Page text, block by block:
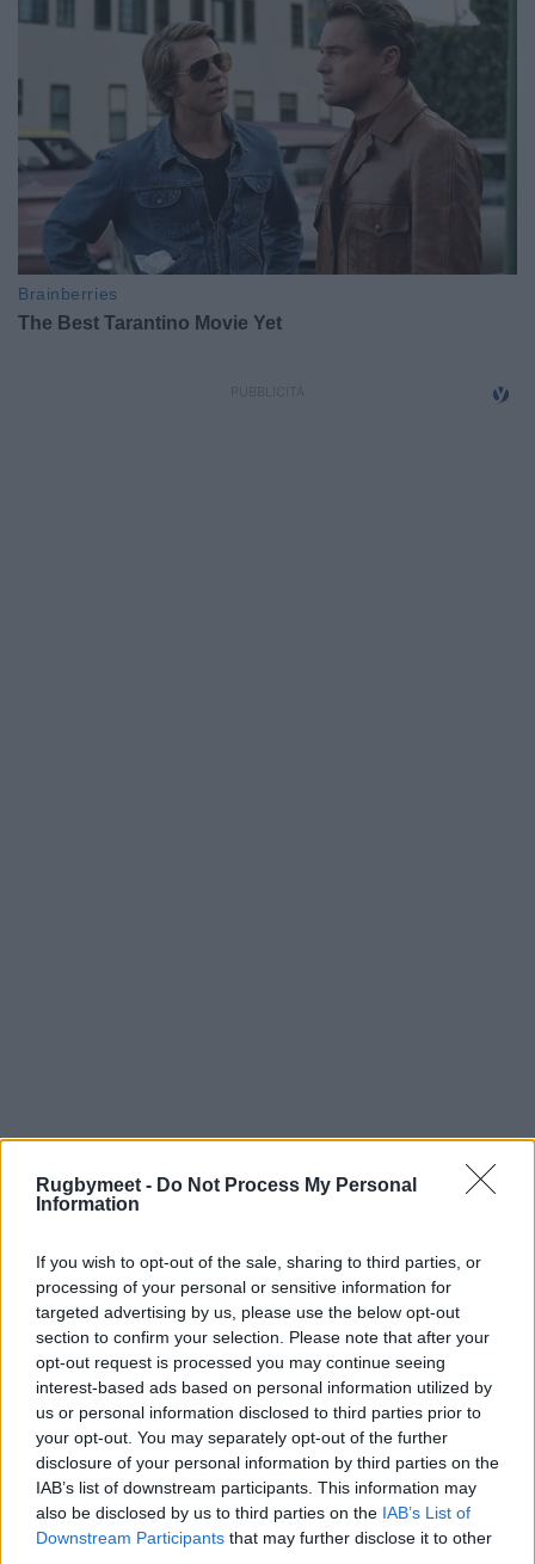
Rugbymeet - Do Not Process My Personal
Information
If you wish to opt-out of the sale, sharing to third parties, or
processing of your personal or sensitive information for
targeted advertising by us, please use the below opt-out
section to confirm your selection. Please note that after your
opt-out request is processed you may continue seeing
interest-based ads based on personal information utilized by
us or personal information disclosed to third parties prior to
your opt-out. You may separately opt-out of the further
disclosure of your personal information by third parties on the
IAB’s list of downstream participants. This information may
also be disclosed by us to third parties on the IAB’s List of
Downstream Participants that may further disclose it to other
Il mandato dei giovani
«Il mandato che ci è stato dato è quello di
creare le condizioni perché i nostri ragazzi
possano diventare grandi con le loro capacità, i
loro sogni, i loro amici, certamente non tutti
diventeranno dei top players ma sicuramente
sani sportivi e persone mature e complete.
Come Consiglio assicuriamo a tutti voi il
massimo impegno perché i Lyons possano
continuare a esprimersi come una delle realtà